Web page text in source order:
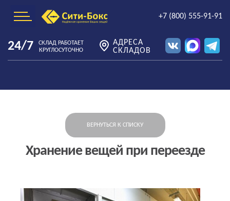
+7 (800) 555-91-91
24/7
СКЛАД РАБОТАЕТ
КРУГЛОСУТОЧНО
АДРЕСА
СКЛАДОВ
ВЕРНУТЬСЯ К СПИСКУ
Хранение вещей при переезде